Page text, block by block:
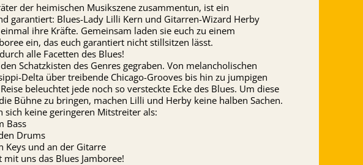
der heimischen Musikszene zusammentun, ist ein
garantiert: Blues-Lady Lilli Kern und Gitarren-Wizard Herby
ihre Kräfte. Gemeinsam laden sie euch zu einem
ein, das euch garantiert nicht stillsitzen lässt.
alle Facetten des Blues!
Schatzkisten des Genres gegraben. Von melancholischen
Delta über treibende Chicago-Grooves bis hin zu jumpigen
beleuchtet jede noch so versteckte Ecke des Blues. Um diese
Bühne zu bringen, machen Lilli und Herby keine halben Sachen.
sich keine geringeren Mitstreiter als:
Bass
Drums
Keys und an der Gitarre
uns das Blues Jamboree!